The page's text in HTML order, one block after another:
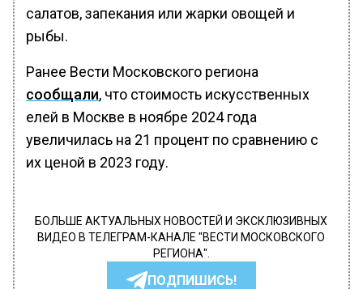
салатов, запекания или жарки овощей и
рыбы.
Ранее Вести Московского региона
сообщали, что стоимость искусственных
елей в Москве в ноябре 2024 года
увеличилась на 21 процент по сравнению с
их ценой в 2023 году.
БОЛЬШЕ АКТУАЛЬНЫХ НОВОСТЕЙ И ЭКСКЛЮЗИВНЫХ
ВИДЕО В ТЕЛЕГРАМ-КАНАЛЕ "ВЕСТИ МОСКОВСКОГО
РЕГИОНА".
ПОДПИШИСЬ!